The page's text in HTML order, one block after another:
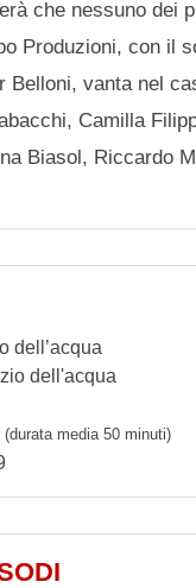
che nessuno dei
Produzioni, con il
Belloni, vanta nel
Camilla
Biasol, Riccardo
dell’acqua
dell'acqua
(durata media 50 minuti)